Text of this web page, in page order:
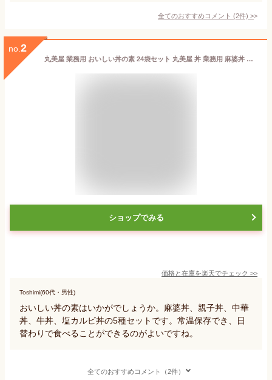
全てのおすすめコメント (2件) >
no. 2
丸美屋 業務用 おいしい丼の素 24袋セット 丸美屋 丼 業務用 麻婆丼 親子丼 中華丼 牛丼 塩カルビ丼 5種 各4袋 どんぶり レトルト パウチ 常温保存 野菜 肉 湯煎 備蓄 長期保存 保存食 防災 時短 調理 おかずセット ご飯のお供 お総菜【RSL】
ショップでみる
価格と在庫を楽天でチェック >>
Toshimi(60代・男性)
おいしい丼の素はいかがでしょうか。麻婆丼、親子丼、中華
丼、牛丼、塩カルビ丼の5種セットです。常温保存でき、日
替わりで食べることができるのがよいですね。
全てのおすすめコメント（2件）